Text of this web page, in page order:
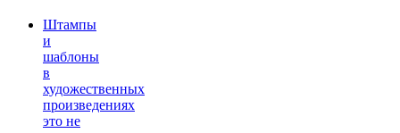
Штампы
и
шаблоны
в
художественных
произведениях
это не